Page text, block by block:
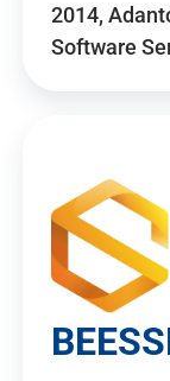
2014,
Software